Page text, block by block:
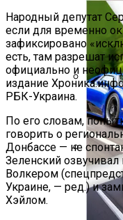
Врачи
Часто
Народный депутат
если для временно
зафиксировано
есть, там разрешат
официально и
издание
РБК-Украина.
По его словам,
говорить о
Донбассе — не
Зеленский
Волкером
Украине, — ред.) и
Хэйлом.